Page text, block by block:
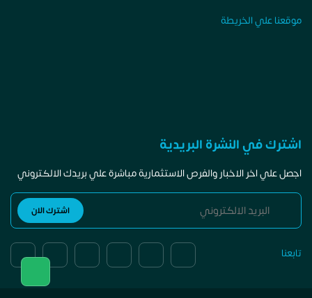
موقعنا علي الخريطة
اشترك في النشرة البريدية
اجصل علي اخر الاخبار والفرص الاستثمارية مباشرة علي بريدك الالكتروني
تابعنا